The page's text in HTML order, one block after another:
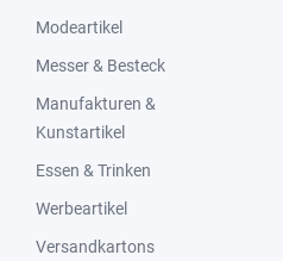
Modeartikel
Messer & Besteck
Manufakturen &
Kunstartikel
Essen & Trinken
Werbeartikel
Versandkartons